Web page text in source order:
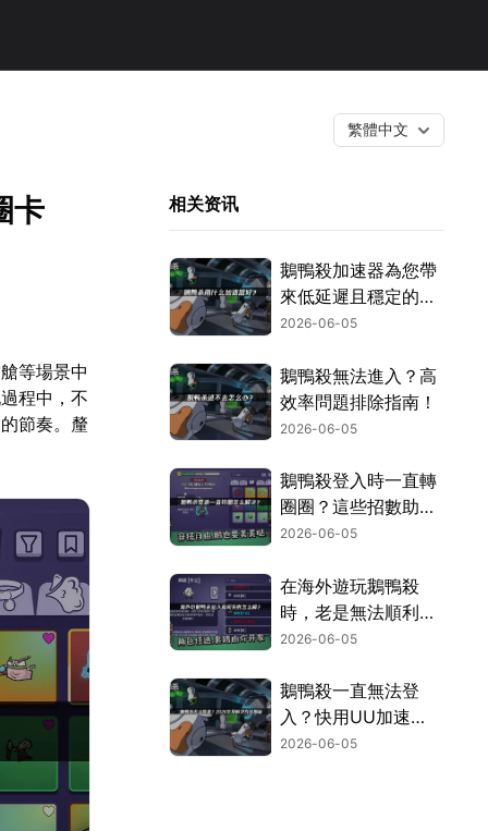
繁體中文
卡
等場景中
程中，不
節奏。釐
相关资讯
鵝鴨殺加速器為您帶
來低延遲且穩定的連
線方案！
2026-06-05
鵝鴨殺無法進入？高
效率問題排除指南！
2026-06-05
鵝鴨殺登入時一直轉
圈圈？這些招數助你
順利開局！
2026-06-05
在海外遊玩鵝鴨殺
時，老是無法順利加
入房間？這裡有幾個
2026-06-05
鵝鴨殺一直無法登
入？快用UU加速
器，網路難題即刻解
2026-06-05